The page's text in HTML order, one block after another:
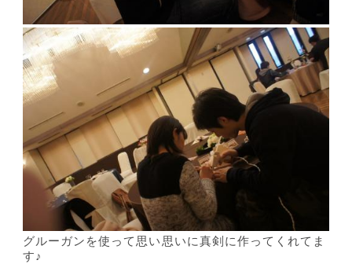
グルーガンを使って思い思いに真剣に作ってくれてま
す♪